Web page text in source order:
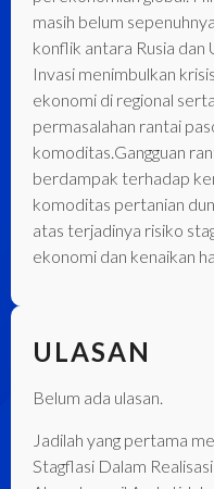
masih belum
konflik antara Rusia dan
Invasi menimbulkan
ekonomi di regional
permasalahan rantai
komoditas.Gangguan
berdampak terhadap
komoditas pertanian
atas terjadinya risiko
ekonomi dan kenaikan
ULASAN
Belum ada ulasan.
Jadilah yang pertama
Stagflasi Dalam